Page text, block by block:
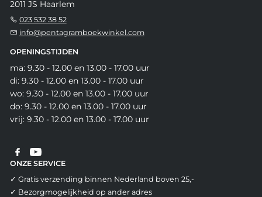
2011 JS Haarlem
023 532 38 52
info@pentagramboekwinkel.com
OPENINGSTIJDEN
ma: 9.30 - 12.00 en 13.00 - 17.00 uur
di: 9.30 - 12.00 en 13.00 - 17.00 uur
wo: 9.30 - 12.00 en 13.00 - 17.00 uur
do: 9.30 - 12.00 en 13.00 - 17.00 uur
vrij: 9.30 - 12.00 en 13.00 - 17.00 uur
ONZE SERVICE
✓ Gratis verzending binnen Nederland boven 25,-
✓ Bezorgmogelijkheid op ander adres